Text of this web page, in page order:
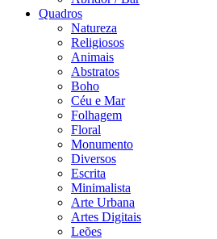
Quadros
Natureza
Religiosos
Animais
Abstratos
Boho
Céu e Mar
Folhagem
Floral
Monumento
Diversos
Escrita
Minimalista
Arte Urbana
Artes Digitais
Leões